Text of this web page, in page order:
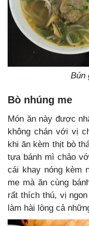
Bún
Bò nhúng me
Món ăn này được
không chán với vị
khi ăn kèm thịt bò
tựa bánh mì chảo
cái khay nóng kèm
me mà ăn cùng
rất thích thú, vị
làm hài lòng cả